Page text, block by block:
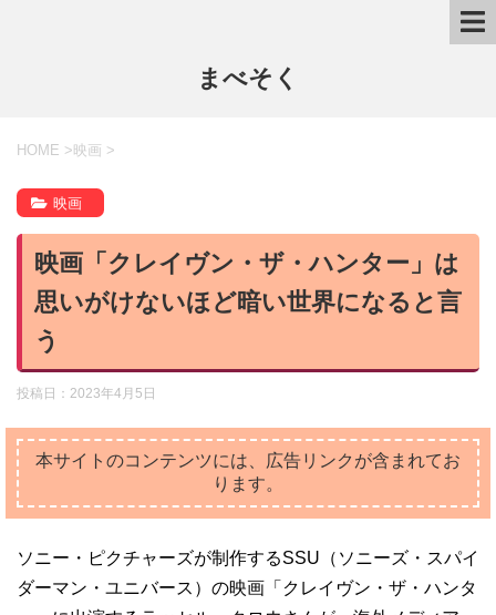
まべそく
HOME > 映画 >
映画
映画「クレイヴン・ザ・ハンター」は
思いがけないほど暗い世界になると言
う
投稿日： 2023年4月5日
本サイトのコンテンツには、広告リンクが含まれてお
ります。
ソニー・ピクチャーズが制作するSSU（ソニーズ・スパイ
ダーマン・ユニバース）の映画「クレイヴン・ザ・ハンタ